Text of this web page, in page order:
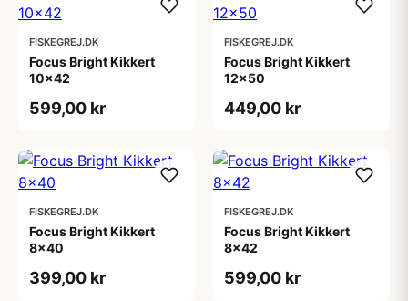
FISKEGREJ.DK
Focus Bright Kikkert
10x42
599,00 kr
FISKEGREJ.DK
Focus Bright Kikkert
12x50
449,00 kr
FISKEGREJ.DK
Focus Bright Kikkert
8x40
399,00 kr
FISKEGREJ.DK
Focus Bright Kikkert
8x42
599,00 kr